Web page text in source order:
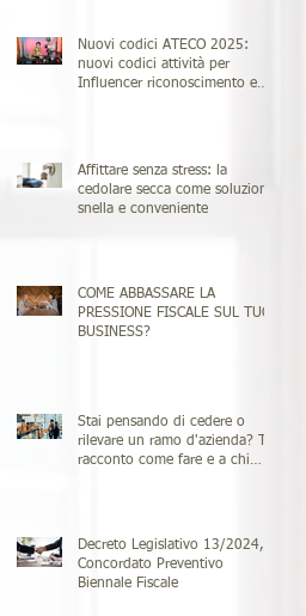
Nuovi codici ATECO 2025:
nuovi codici attività per
Influencer riconoscimento e
Affittare senza stress: la
cedolare secca come soluzione
snella e conveniente
COME ABBASSARE LA
PRESSIONE FISCALE SUL TUO
BUSINESS?
Stai pensando di cedere o
rilevare un ramo d'azienda? Ti
racconto come fare e a chi
Decreto Legislativo 13/2024, il
Concordato Preventivo
Biennale Fiscale